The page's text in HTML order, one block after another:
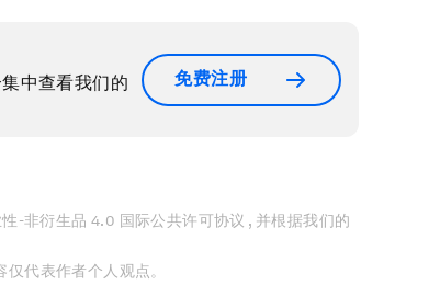
中查看我们的
免费注册
-非衍生品 4.0 国际公共许可协议 , 并根据我们的
代表作者个人观点。